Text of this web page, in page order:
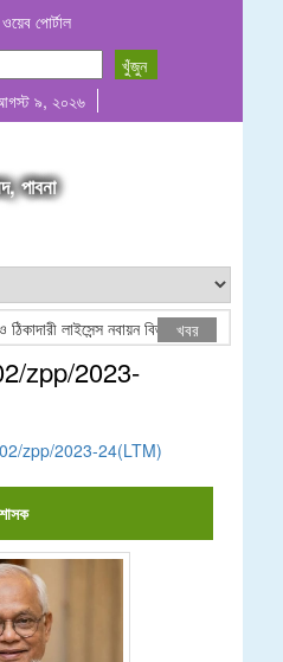
পোর্টাল
৯, ২০২৬
পাবনা
লাইসেন্স নবায়ন বিজ্ঞপ্তি ২০২৬
খবর
zpp/2023-
zpp/2023-24(LTM)